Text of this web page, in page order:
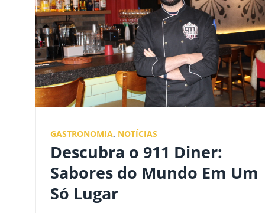
GASTRONOMIA, NOTÍCIAS
Descubra o 911 Diner:
Sabores do Mundo Em Um
Só Lugar